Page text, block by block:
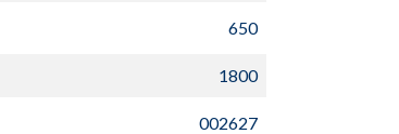
650
1800
002627